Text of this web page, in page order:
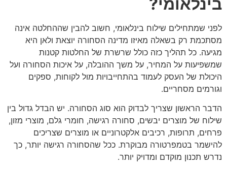
לפני שמתחילים שילוח בינלאומי, חשוב להבין שההחלטה אינה
מסתכמת רק בשאלה מאיזו מדינה הסחורה יוצאת ולאן היא
מגיעה. כל תהליך כזה כולל שרשרת של החלטות קטנות
שמשפיעות על המחיר, על משך ההובלה, על איכות הסחורה ועל
היכולת של העסק לעמוד בהתחייבויות מול לקוחות, ספקים
וגורמים מסחריים.
הדבר הראשון שצריך לבדוק הוא סוג הסחורה. יש הבדל גדול בין
שילוח של מוצרים יבשים, סחורה רגישה, חומרי גלם, מוצרי מזון,
פרחים, תרופות, רכיבים אלקטרוניים או מוצרים שצריכים
להישמר בטמפרטורה מבוקרת. ככל שהסחורה רגישה יותר, כך
נדרש תכנון מוקדם ומדויק יותר.